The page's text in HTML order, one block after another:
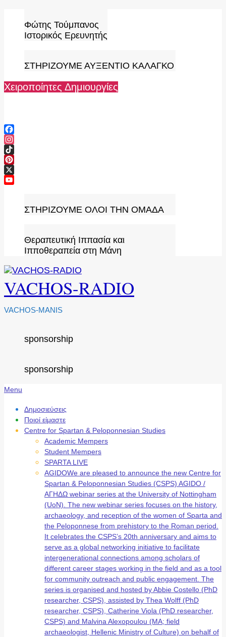
content
Φώτης Τούμπανος
Ιστορικός Ερευνητής
ΣΤΗΡΙΖΟΥΜΕ ΑΥΞΕΝΤΙΟ ΚΑΛΑΓΚΟ
Χειροποίητες Δημιουργίες
Facebook
Instagram
TikTok
Pinterest
X
ΣΤΗΡΙΖΟΥΜΕ ΟΛΟΙ ΤΗΝ ΟΜΑΔΑ
Θεραπευτική Ιππασία και
Ιπποθεραπεία στη Μάνη
VACHOS-RADIO
VACHOS-MANIS
sponsorship
sponsorship
Secondary
Menu
Menu
Δημοσιεύσεις
Ποιοί είμαστε
Centre for Spartan & Peloponnesian Studies
Academic Mempers
Student Mempers
SPARTA LIVE
AGIDOWe are pleased to announce the new Centre for
Spartan & Peloponnesian Studies (CSPS) AGIDO /
ΑΓΗΔΩ webinar series at the University of Nottingham
(UoN). The new webinar series focuses on the history,
archaeology, and reception of the women of Sparta and
the Peloponnese from prehistory to the Roman period.
It celebrates the CSPS’s 20th anniversary and aims to
serve as a global networking initiative to facilitate
intergenerational connections among scholars of
different career stages working in the field and as a tool
for community outreach and public engagement. The
series is organised and hosted by Abbie Costello (PhD
researcher, CSPS), assisted by Thea Wolff (PhD
researcher, CSPS), Catherine Viola (PhD researcher,
CSPS) and Malvina Alexopoulou (MA; field
archaeologist, Hellenic Ministry of Culture) on behalf of